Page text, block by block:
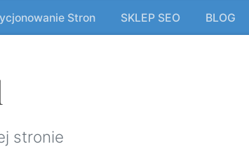
Stron SKLEP SEO BLOG
stronie